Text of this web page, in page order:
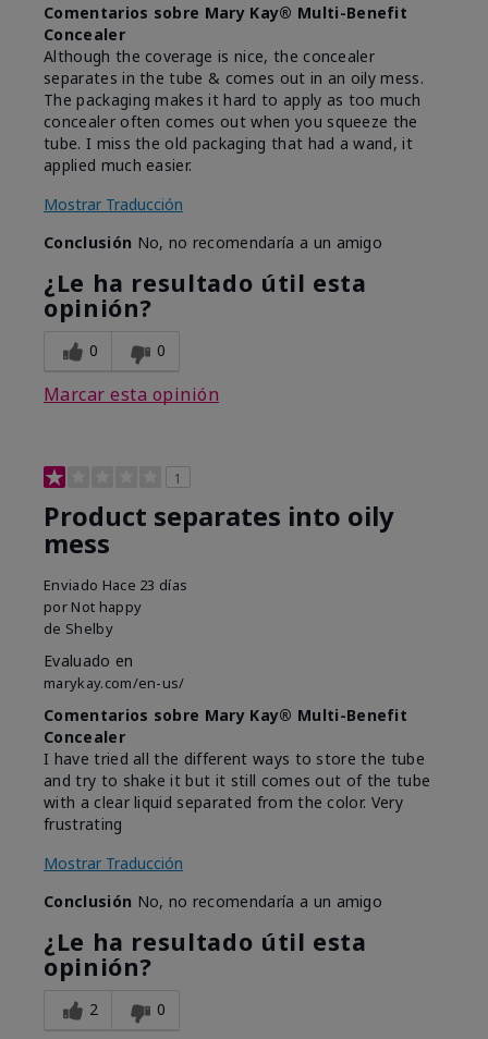
Comentarios sobre Mary Kay® Multi-Benefit
Concealer
Although the coverage is nice, the concealer
separates in the tube & comes out in an oily mess.
The packaging makes it hard to apply as too much
concealer often comes out when you squeeze the
tube. I miss the old packaging that had a wand, it
applied much easier.
Mostrar Traducción
Conclusión No, no recomendaría a un amigo
¿Le ha resultado útil esta
opinión?
0 0
Marcar esta opinión
1
Product separates into oily
mess
Enviado Hace 23 días
por Not happy
de Shelby
Evaluado en
marykay.com/en-us/
Comentarios sobre Mary Kay® Multi-Benefit
Concealer
I have tried all the different ways to store the tube
and try to shake it but it still comes out of the tube
with a clear liquid separated from the color. Very
frustrating
Mostrar Traducción
Conclusión No, no recomendaría a un amigo
¿Le ha resultado útil esta
opinión?
2 0